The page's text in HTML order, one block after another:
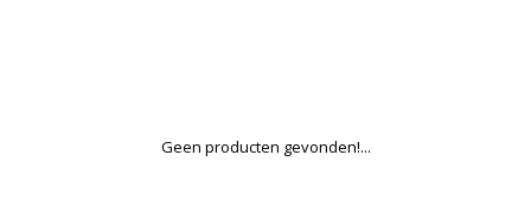
Geen producten gevonden!...